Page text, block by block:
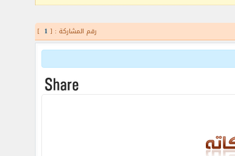
رقم المشاركة : [ 1
]